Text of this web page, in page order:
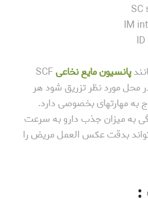
پانسیون مایع نخاعیSCF
محل مورد نظر تزریق شود هر
به مهارتهای بخصوصی دارد.
به میزان جذب دارو به سرعت
بدقت عکس العمل مریض را
: